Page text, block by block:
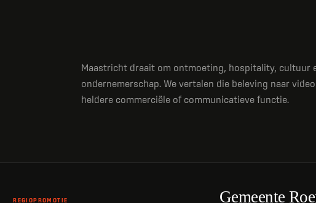
Maastricht draait om ontmoeting, hospitality, cultuur
ondernemerschap. We vertalen die beleving naar
heldere commerciële of communicatieve functie.
REGIOPROMOTIE GemeenteBEKIJK